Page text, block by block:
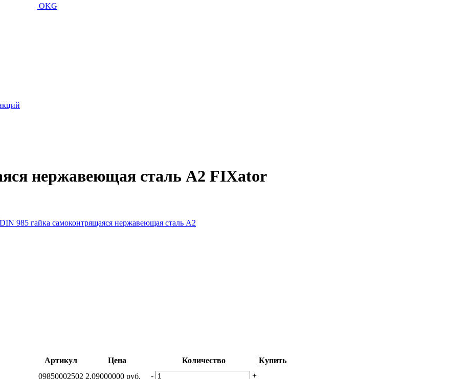
OKG
нержавеющая сталь A2 FIXator
Артикул Цена Количество
Купить
09850002502 2.09000000 руб. - +